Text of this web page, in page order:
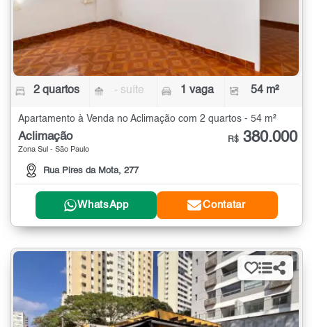
2 quartos - suíte 1 vaga 54 m²
Apartamento à Venda no Aclimação com 2 quartos - 54 m²
Aclimação
Zona Sul - São Paulo
Rua Pires da Mota, 277
R$ 380.000
WhatsApp Contatar